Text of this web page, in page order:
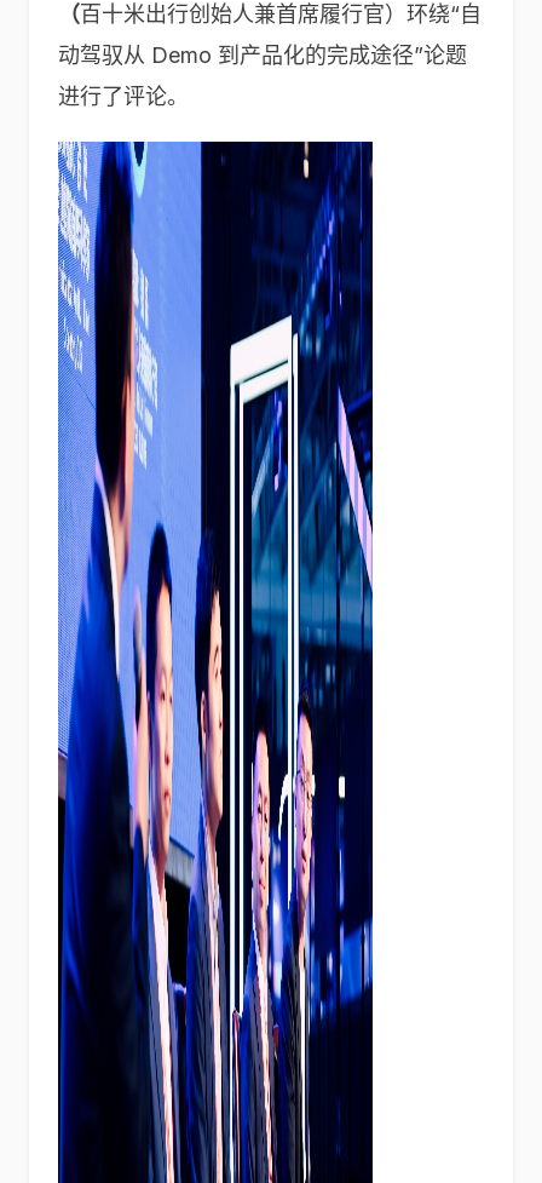
（百十米出行创始人兼首席履行官）环绕“自
动驾驭从 Demo 到产品化的完成途径”论题
进行了评论。